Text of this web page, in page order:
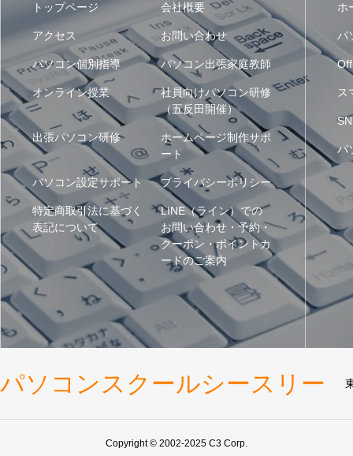
トップページ 会社概要
アクセス お問い合わせ
パソコン個別指導 パソコン出張家庭教師
オンライン授業
社員向けパソコン研修
（五反田開催）
出張パソコン研修
ホームページ制作サポ
ート
パソコン設定サポート プライバシーポリシー
特定商取引法に基づく
表記について
LINE（ライン）での
お問い合わせ・予約・
クーポン・ポイントカ
ードのご案内
ホ
パ
ス
パ
パソコンスクールシースリー
Copyright © 2002-2025 C3 Corp.